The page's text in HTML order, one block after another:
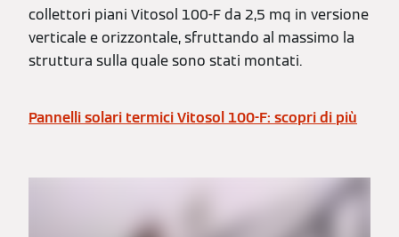
collettori piani Vitosol 100-F da 2,5 mq in versione
verticale e orizzontale, sfruttando al massimo la
struttura sulla quale sono stati montati.
Pannelli solari termici Vitosol 100-F: scopri di più